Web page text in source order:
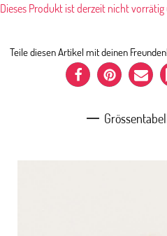
Dieses Produkt ist derzeit nicht
Teile diesen Artikel mit deinen Freunden!